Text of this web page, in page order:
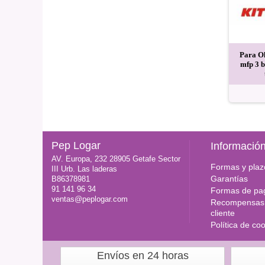
Para
mfp 3
Pep Logar
AV. Europa, 232 28905 Getafe Sector
III Urb. Las laderas
B86378981
91 141 96 34
ventas@peplogar.com
Información
Formas y
Garantías
Formas de
cliente
Política de
Envíos en 24 horas